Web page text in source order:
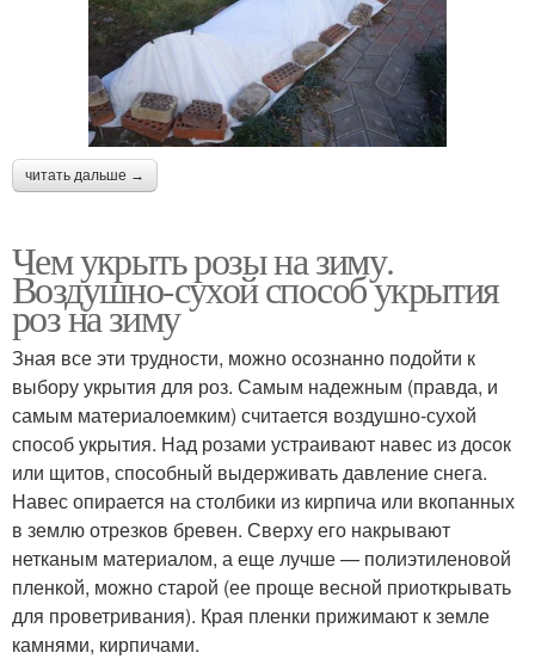
читать дальше →
Чем укрыть розы на зиму.
Воздушно-сухой способ укрытия
роз на зиму
Зная все эти трудности, можно осознанно подойти к
выбору укрытия для роз. Самым надежным (правда, и
самым материалоемким) считается воздушно-сухой
способ укрытия. Над розами устраивают навес из досок
или щитов, способный выдерживать давление снега.
Навес опирается на столбики из кирпича или вкопанных
в землю отрезков бревен. Сверху его накрывают
нетканым материалом, а еще лучше — полиэтиленовой
пленкой, можно старой (ее проще весной приоткрывать
для проветривания). Края пленки прижимают к земле
камнями, кирпичами.